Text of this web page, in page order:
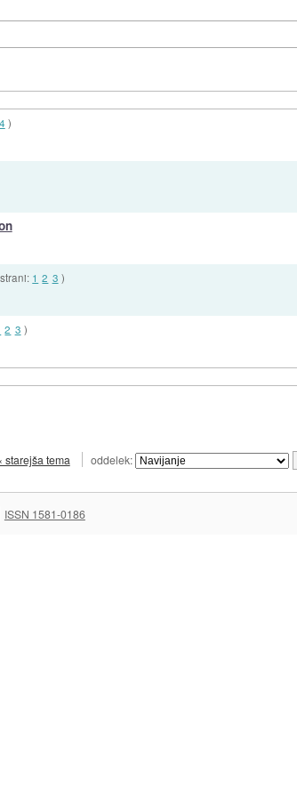
4 )
1 2 3 )
2 3 )
starejša tema oddelek:
ISSN 1581-0186